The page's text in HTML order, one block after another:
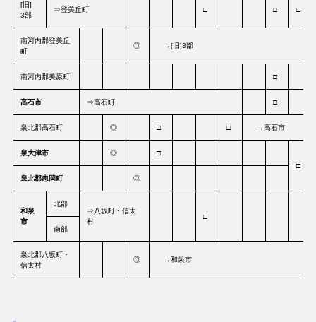
[旧]
3部
⇒登美丘町 □ □ □
南河内郡登美丘
町
◎ →[旧]3部
南河内郡美原町 □
高石市 ⇒高石町 □
泉北郡高石町 ◎ □ □ →高石市
泉大津市 ◎
□
□
泉北郡忠岡町
◎
和泉
市
北部
⇒八坂町・信太
村
□
南部
泉北郡八坂町・
信太村
◎ →和泉市